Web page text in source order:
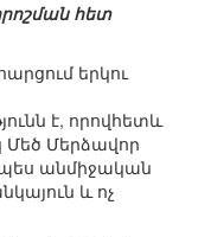
հետ
երկու
է, որովհետև
Մեծ Մերձավոր
անմիջական
և ոչ